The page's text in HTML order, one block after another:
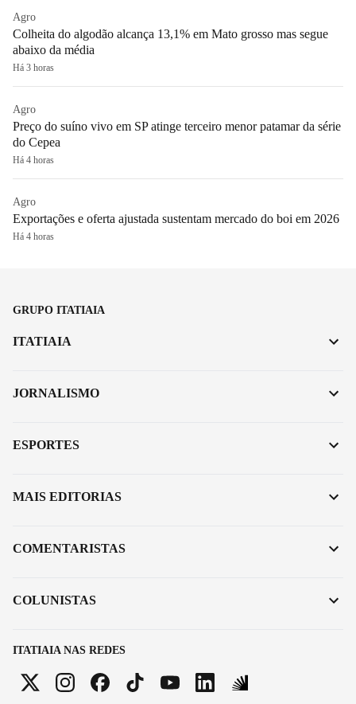
Agro
Colheita do algodão alcança 13,1% em Mato grosso mas segue
abaixo da média
Há 3 horas
Agro
Preço do suíno vivo em SP atinge terceiro menor patamar da série
do Cepea
Há 4 horas
Agro
Exportações e oferta ajustada sustentam mercado do boi em 2026
Há 4 horas
GRUPO ITATIAIA
ITATIAIA NAS REDES
ITATIAIA
JORNALISMO
ESPORTES
MAIS EDITORIAS
COMENTARISTAS
COLUNISTAS